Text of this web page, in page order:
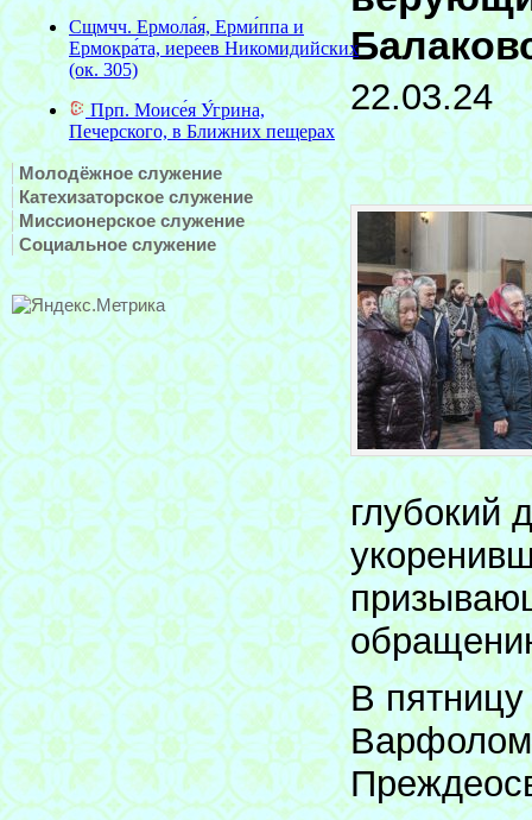
Молодёжное служение
Катехизаторское служение
Миссионерское служение
Социальное служение
22.03.24
глубокий
В